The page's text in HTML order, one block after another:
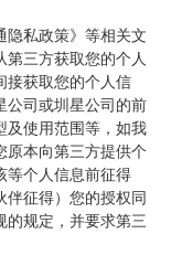
隐私政策》等相关文
三方获取您的个人
接获取您的个人信
公司或圳星公司的前
及使用范围等，如我
原本向第三方提供个
等个人信息前征得
伴征得）您的授权同
的规定，并要求第三